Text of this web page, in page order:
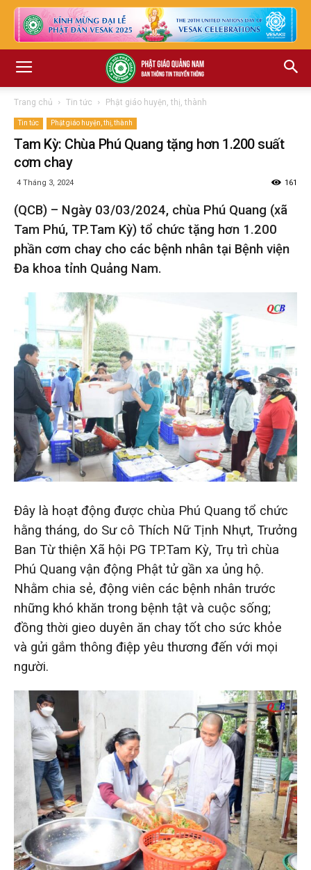
Trang chủ Tin tức Phật giáo huyện, thị, thành
Tin tức Phật giáo huyện, thị, thành
Tam Kỳ: Chùa Phú Quang tặng hơn 1.200 suất
cơm chay
4 Tháng 3, 2024 161
(QCB) – Ngày 03/03/2024, chùa Phú Quang (xã
Tam Phú, TP.Tam Kỳ) tổ chức tặng hơn 1.200
phần cơm chay cho các bệnh nhân tại Bệnh viện
Đa khoa tỉnh Quảng Nam.
Đây là hoạt động được chùa Phú Quang tổ chức
hằng tháng, do Sư cô Thích Nữ Tịnh Nhựt, Trưởng
Ban Từ thiện Xã hội PG TP.Tam Kỳ, Trụ trì chùa
Phú Quang vận động Phật tử gần xa ủng hộ.
Nhằm chia sẻ, động viên các bệnh nhân trước
những khó khăn trong bệnh tật và cuộc sống;
đồng thời gieo duyên ăn chay tốt cho sức khỏe
và gửi gắm thông điệp yêu thương đến với mọi
người.